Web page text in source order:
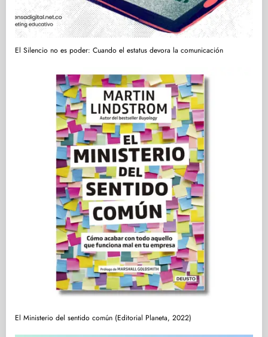
El Silencio no es poder: Cuando el estatus devora la comunicación
El Ministerio del sentido común (Editorial Planeta, 2022)